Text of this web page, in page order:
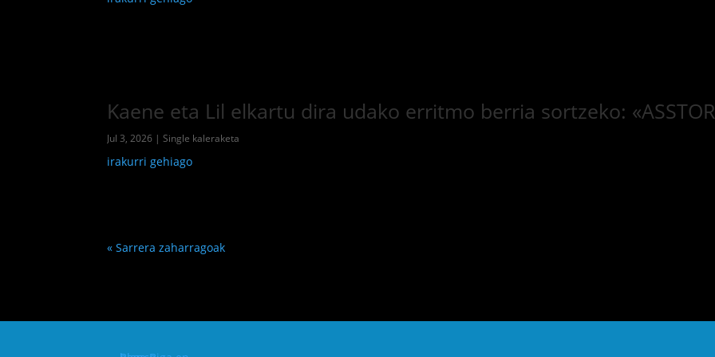
Kaene eta Lil elkartu dira udako erritmo berria sortzeko:
Jul 3, 2026 |Single kaleraketa
irakurri gehiago
« Sarrera zaharragoak